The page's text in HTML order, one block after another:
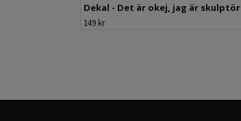
Dekal - Det är okej, jag är skulptör
149 kr